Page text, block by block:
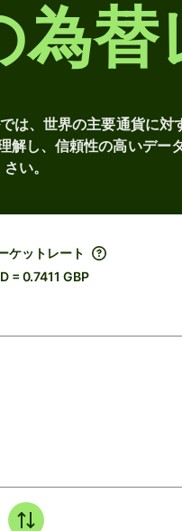
替
、世界の主要通貨に
し、信頼性の高いデ
さい。
ケットレート
= 0.7411 GBP